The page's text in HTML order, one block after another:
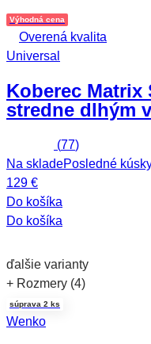
Výhodná cena
Overená kvalita
Universal
Koberec Matrix
stredne dlhým
(77)
Na skladePosledné
129 €
Do košíka
Do košíka
ďalšie varianty
+ Rozmery (4)
súprava 2 ks
Wenko